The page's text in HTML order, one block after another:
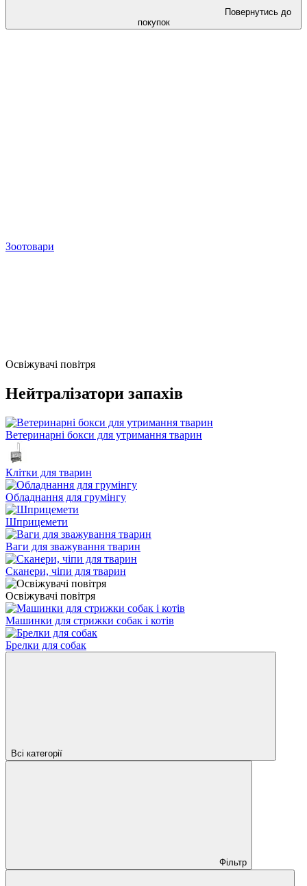
Повернутись до
покупок
Зоотовари
Освіжувачі повітря
Нейтралізатори запахів
Ветеринарні бокси для утримання тварин
Клітки для тварин
Обладнання для грумінгу
Шприцемети
Ваги для зважування тварин
Сканери, чіпи для тварин
Освіжувачі повітря
Машинки для стрижки собак і котів
Брелки для собак
Всі категорії
Фільтр